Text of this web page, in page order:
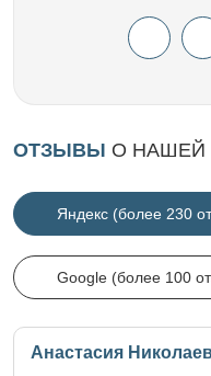
ОТЗЫВЫ О НАШЕЙ
Яндекс (более 230
Google (более 100
Анастасия